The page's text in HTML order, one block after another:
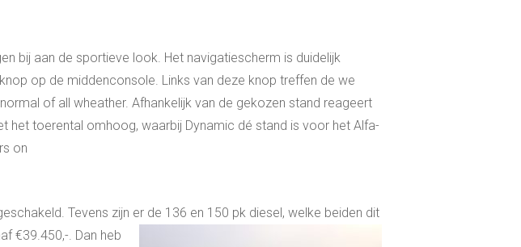
bij aan de sportieve look. Het navigatiescherm is duidelijk
op de middenconsole. Links van deze knop treffen de we
of all wheather. Afhankelijk van de gekozen stand reageert
het toerental omhoog, waarbij Dynamic dé stand is voor het Alfa-
on
Tevens zijn er de 136 en 150 pk diesel, welke beiden dit
€39.450,-. Dan heb